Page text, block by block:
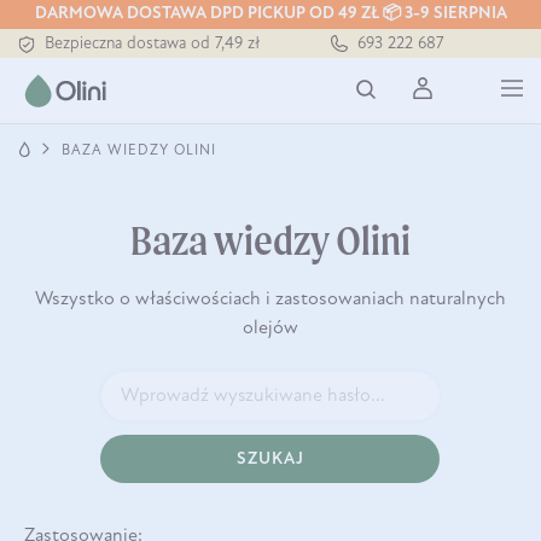
DARMOWA DOSTAWA DPD PICKUP OD 49 ZŁ 📦 3-9 SIERPNIA
Bezpieczna dostawa od 7,49 zł
Darmowa dostawa od 199 zł
Tłoczony zawsze na zimno
693 222 687
BAZA WIEDZY OLINI
Baza wiedzy Olini
Wszystko o właściwościach i zastosowaniach naturalnych
olejów
SZUKAJ
Zastosowanie: